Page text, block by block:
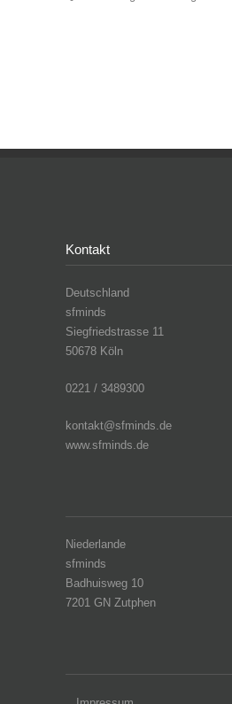
Kontakt
Deutschland
sfminds
Siegfriedstrasse 11
50678 Köln
0221 / 3489300
kontakt@sfminds.de
www.sfminds.de
Niederlande
sfminds
Badhuisweg 10
7201 GN Zutphen